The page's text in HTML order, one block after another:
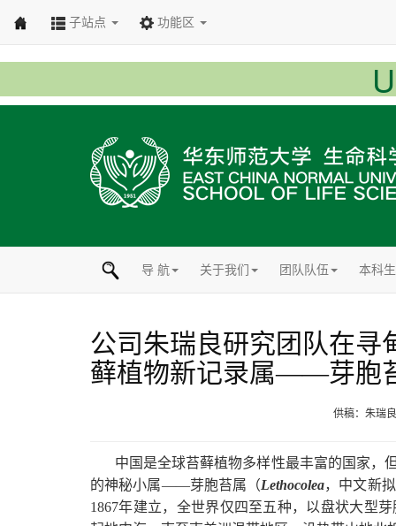
子站点 功能区
导 航 关于我们 团队队伍 本科
公司朱瑞良研究团队在寻
藓植物新记录属——芽胞
供稿：朱瑞
中国是全球苔藓植物多样性最丰富的国家，
的神秘小属——芽胞苔属（Lethocolea，中文新
1867年建立，全世界仅四至五种，以盘状大型